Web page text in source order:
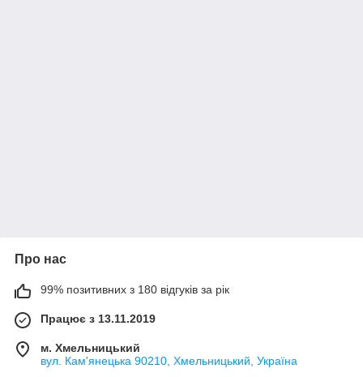
Про нас
99% позитивних з 180 відгуків за рік
Працює з 13.11.2019
м. Хмельницький
вул. Кам'янецька 90210, Хмельницький, Україна